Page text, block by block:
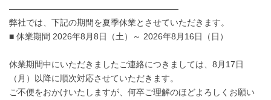
――――――――――――――――――――
弊社では、下記の期間を夏季休業とさせていただきます。
■ 休業期間 2026年8月8日（土）～ 2026年8月16日（日）
休業期間中にいただきましたご連絡につきましては、8月17日
（月）以降に順次対応させていただきます。
ご不便をおかけいたしますが、何卒ご理解のほどよろしくお願い